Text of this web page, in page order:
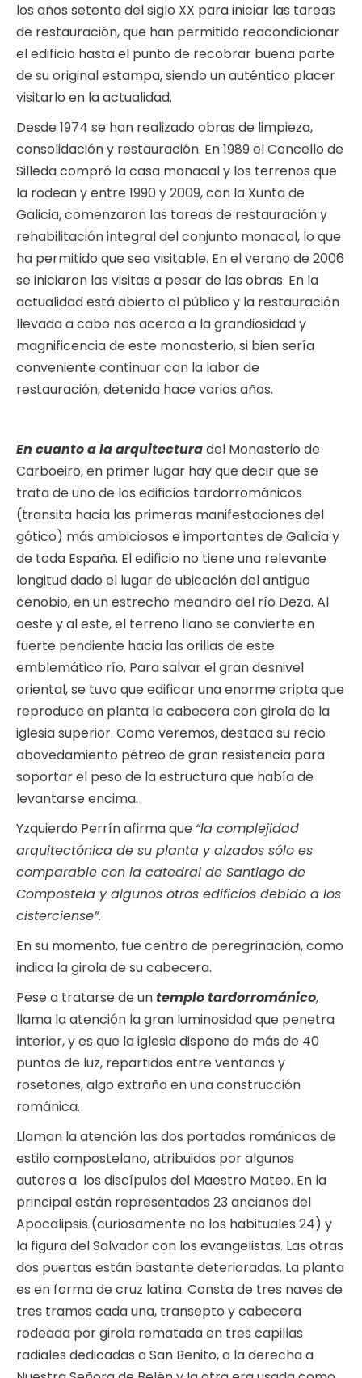
los años setenta del siglo XX para iniciar las tareas
de restauración, que han permitido reacondicionar
el edificio hasta el punto de recobrar buena parte
de su original estampa, siendo un auténtico placer
visitarlo en la actualidad.
Desde 1974 se han realizado obras de limpieza,
consolidación y restauración. En 1989 el Concello de
Silleda compró la casa monacal y los terrenos que
la rodean y entre 1990 y 2009, con la Xunta de
Galicia, comenzaron las tareas de restauración y
rehabilitación integral del conjunto monacal, lo que
ha permitido que sea visitable. En el verano de 2006
se iniciaron las visitas a pesar de las obras. En la
actualidad está abierto al público y la restauración
llevada a cabo nos acerca a la grandiosidad y
magnificencia de este monasterio, si bien sería
conveniente continuar con la labor de
restauración, detenida hace varios años.
En cuanto a la arquitecturadel Monasterio de
Carboeiro, en primer lugar hay que decir que se
trata de uno de los edificios tardorrománicos
(transita hacia las primeras manifestaciones del
gótico) más ambiciosos e importantes de Galicia y
de toda España. El edificio no tiene una relevante
longitud dado el lugar de ubicación del antiguo
cenobio, en un estrecho meandro del río Deza. Al
oeste y al este, el terreno llano se convierte en
fuerte pendiente hacia las orillas de este
emblemático río. Para salvar el gran desnivel
oriental, se tuvo que edificar una enorme cripta que
reproduce en planta la cabecera con girola de la
iglesia superior. Como veremos, destaca su recio
abovedamiento pétreo de gran resistencia para
soportar el peso de la estructura que había de
levantarse encima.
Yzquierdo Perrín afirma que “la complejidad
arquitectónica de su planta y alzados sólo es
comparable con la catedral de Santiago de
Compostela y algunos otros edificios debido a los
cisterciense”.
En su momento, fue centro de peregrinación, como
indica la girola de su cabecera.
Pese a tratarse de untemplo tardorrománico,
llama la atención la gran luminosidad que penetra
interior, y es que la iglesia dispone de más de 40
puntos de luz, repartidos entre ventanas y
rosetones, algo extraño en una construcción
románica.
Llaman la atención las dos portadas románicas de
estilo compostelano, atribuidas por algunos
autores a los discípulos del Maestro Mateo. En la
principal están representados 23 ancianos del
Apocalipsis (curiosamente no los habituales 24) y
la figura del Salvador con los evangelistas. Las otras
dos puertas están bastante deterioradas. La planta
es en forma de cruz latina. Consta de tres naves de
tres tramos cada una, transepto y cabecera
rodeada por girola rematada en tres capillas
radiales dedicadas a San Benito, a la derecha a